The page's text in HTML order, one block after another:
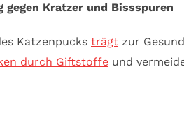
gegen Kratzer und Bissspuren
Katzenpucks trägt zur
durch Giftstoffe und